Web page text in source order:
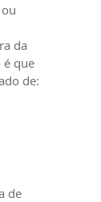
da
é que
de:
de